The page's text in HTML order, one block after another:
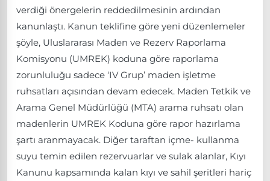
verdiği önergelerin reddedilmesinin ardından
kanunlaştı. Kanun teklifine göre yeni düzenlemeler
şöyle, Uluslararası Maden ve Rezerv Raporlama
Komisyonu (UMREK) koduna göre raporlama
zorunluluğu sadece ‘IV Grup’ maden işletme
ruhsatları açısından devam edecek. Maden Tetkik ve
Arama Genel Müdürlüğü (MTA) arama ruhsatı olan
madenlerin UMREK Koduna göre rapor hazırlama
şartı aranmayacak. Diğer taraftan içme- kullanma
suyu temin edilen rezervuarlar ve sulak alanlar, Kıyı
Kanunu kapsamında kalan kıyı ve sahil şeritleri hariç